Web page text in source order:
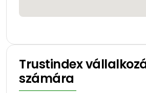
Trustindex
számára